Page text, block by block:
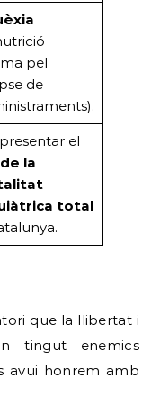
pel
de
el
la
total
que la llibertat i
tingut enemics
avui honrem amb